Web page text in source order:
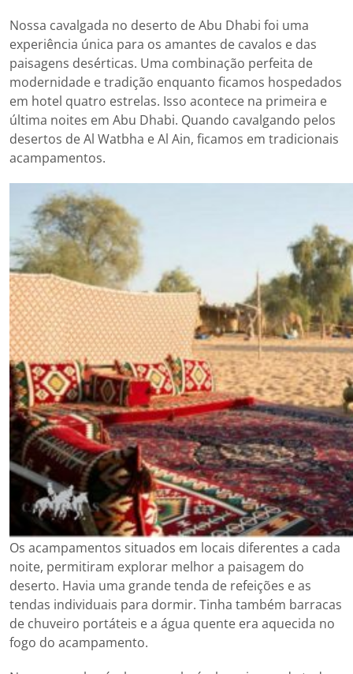
Nossa cavalgada no deserto de Abu Dhabi foi uma
experiência única para os amantes de cavalos e das
paisagens desérticas. Uma combinação perfeita de
modernidade e tradição enquanto ficamos hospedados
em hotel quatro estrelas. Isso acontece na primeira e
última noites em Abu Dhabi. Quando cavalgando pelos
desertos de Al Watbha e Al Ain, ficamos em tradicionais
acampamentos.
Os acampamentos situados em locais diferentes a cada
noite, permitiram explorar melhor a paisagem do
deserto. Havia uma grande tenda de refeições e as
tendas individuais para dormir. Tinha também barracas
de chuveiro portáteis e a água quente era aquecida no
fogo do acampamento.